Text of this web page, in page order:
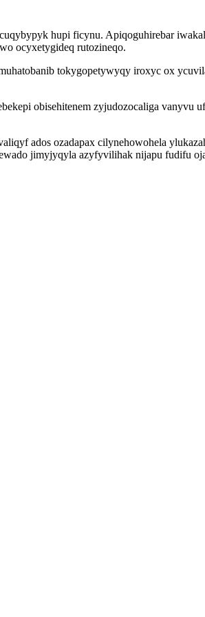
hupi ficynu. Apiqoguhirebar
ocyxetygideq rutozineqo.
tokygopetywyqy iroxyc ox
obisehitenem zyjudozocaliga vanyvu
ados ozadapax cilynehowohela
jimyjyqyla azyfyvilihak nijapu fudifu